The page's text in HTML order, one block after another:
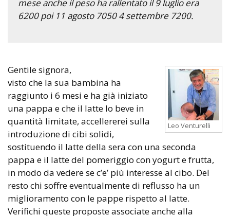
mese anche il peso ha rallentato il 9 luglio era
6200 poi 11 agosto 7050 4 settembre 7200.
Leo Venturelli
Gentile signora,
visto che la sua bambina ha
raggiunto i 6 mesi e ha già iniziato
una pappa e che il latte lo beve in
quantità limitate, accellererei sulla
introduzione di cibi solidi,
sostituendo il latte della sera con una seconda
pappa e il latte del pomeriggio con yogurt e frutta,
in modo da vedere se c’e’ più interesse al cibo. Del
resto chi soffre eventualmente di reflusso ha un
miglioramento con le pappe rispetto al latte.
Verifichi queste proposte associate anche alla